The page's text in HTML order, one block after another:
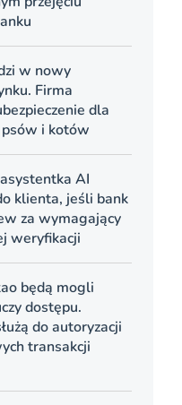
w nowy
Firma
dla
i kotów
AI
klienta, jeśli bank
za wymagający
weryfikacji
będą mogli
dostępu.
do autoryzacji
transakcji